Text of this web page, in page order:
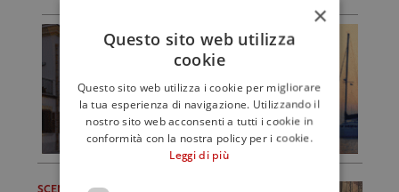
×
Questo sito web utilizza
cookie
Questo sito web utilizza i cookie per migliorare
la tua esperienza di navigazione. Utilizzando il
nostro sito web acconsenti a tutti i cookie in
conformità con la nostra policy per i cookie.
Leggi di più